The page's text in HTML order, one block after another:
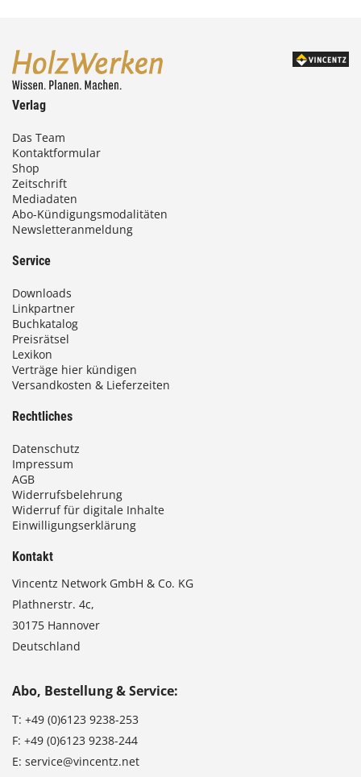
Verlag
Das Team
Kontaktformular
Shop
Zeitschrift
Mediadaten
Abo-Kündigungsmodalitäten
Newsletteranmeldung
Service
Downloads
Linkpartner
Buchkatalog
Preisrätsel
Lexikon
Verträge hier kündigen
Versandkosten & Lieferzeiten
Rechtliches
Datenschutz
Impressum
AGB
Widerrufsbelehrung
Widerruf für digitale Inhalte
Einwilligungserklärung
Kontakt
Vincentz Network GmbH & Co. KG
Plathnerstr. 4c,
30175 Hannover
Deutschland
Abo, Bestellung & Service:
T: +49 (0)6123 9238-253
F: +49 (0)6123 9238-244
E: service@vincentz.net